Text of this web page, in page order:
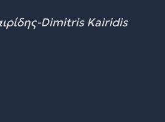
Dimitris Kairidis